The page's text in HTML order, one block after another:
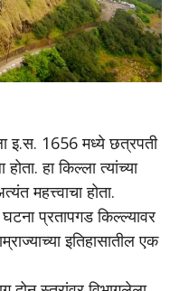
इ.स. 1656 मध्ये छत्रपती
होता. हा किल्ला त्यांच्या
महत्त्वाचा होता.
प्रतापगड किल्ल्यावर
इतिहासातील एक